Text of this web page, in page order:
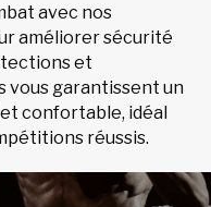
avec nos
améliorer sécurité
et
vous garantissent un
confortable, idéal
réussis.